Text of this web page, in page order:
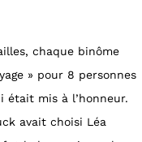
chaque binôme
» pour 8 personnes
était mis à l’honneur.
avait choisi Léa